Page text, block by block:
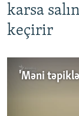
karsa
keçirir